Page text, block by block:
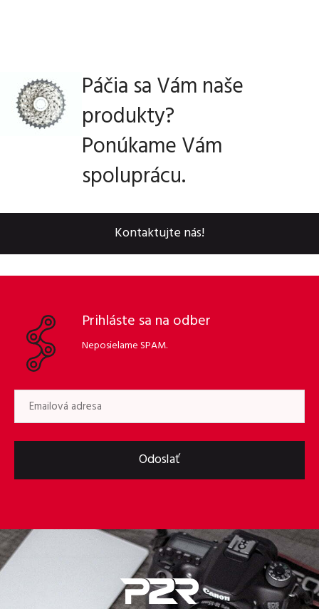
Páčia sa Vám naše
produkty?
Ponúkame Vám
spoluprácu.
Kontaktujte nás!
Prihláste sa na odber
Neposielame SPAM.
Odoslať